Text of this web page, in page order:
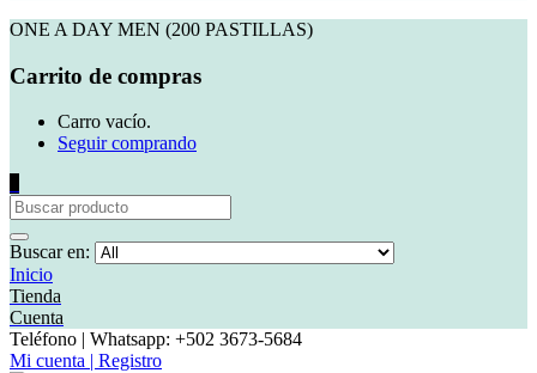
ONE A DAY MEN (200 PASTILLAS)
Carrito de compras
Carro vacío.
Seguir comprando
Buscar en:
Inicio
Tienda
Cuenta
Teléfono | Whatsapp: +502 3673-5684
Mi cuenta | Registro